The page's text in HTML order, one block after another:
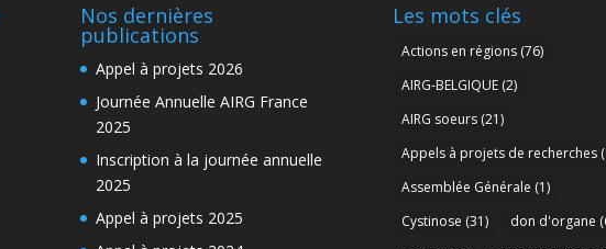
Nos dernières
publications
Appel à projets 2026
Journée Annuelle AIRG France
2025
Inscription à la journée annuelle
2025
Appel à projets 2025
Les mots clés
Actions en régions(76)
AIRG-BELGIQUE(2)
AIRG soeurs(21)
Appels à projets de recherches
Assemblée Générale (1)
Cystinose (31) don d'organe